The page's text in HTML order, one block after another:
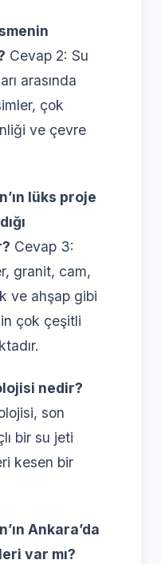
Cevap 2: Su
arasında
çok
ve çevre
lüks proje
Cevap 3:
granit, cam,
ve ahşap gibi
çok çeşitli
nedir?
son
bir su jeti
kesen bir
Ankara’da
var mı?